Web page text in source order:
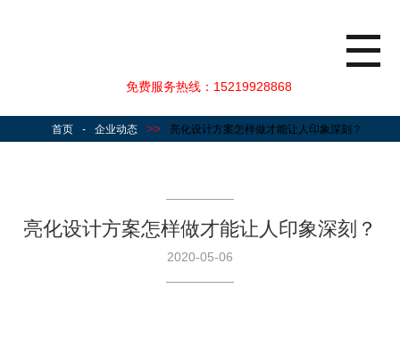
免费服务热线：15219928868
首页 - 企业动态 >> 亮化设计方案怎样做才能让人印象深刻？
亮化设计方案怎样做才能让人印象深刻？
2020-05-06